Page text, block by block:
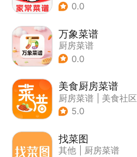
0.0
万象菜谱
厨房菜谱
0.0
美食厨房菜谱
厨房菜谱
美食社区
5.0
找菜图
其他
厨房菜谱